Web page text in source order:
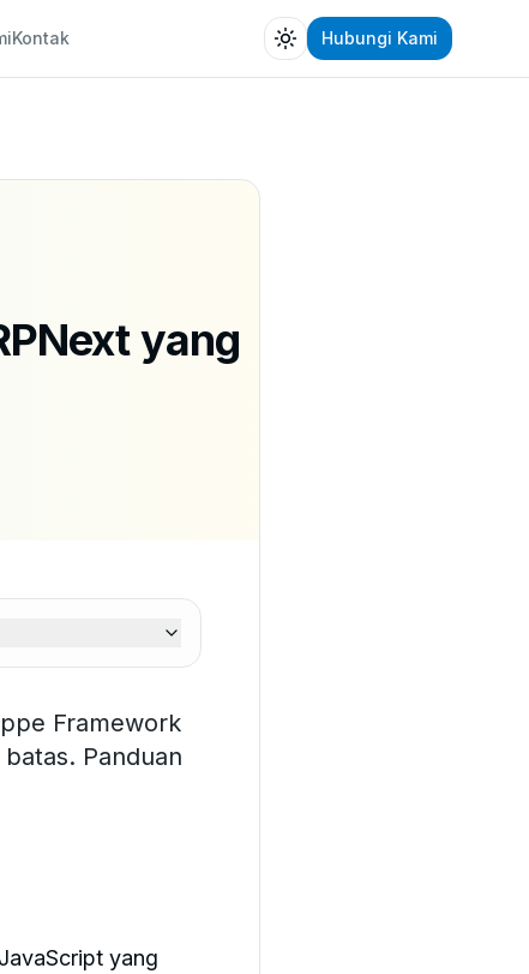
Kontak Toggle theme
Hubungi Kami
yang
Framework
Panduan
yang